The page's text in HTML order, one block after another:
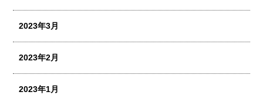
2023年3月
2023年2月
2023年1月